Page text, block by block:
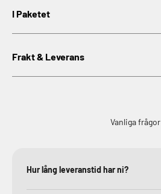
I Paketet
Frakt & Leverans
Vanliga frågor
Hur lång leveranstid har ni?